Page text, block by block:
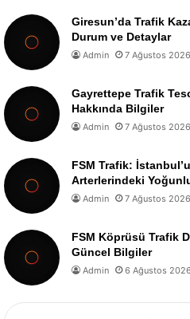
Giresun’da Trafik
Durum ve Detaylar
Admin 7 Ağustos 2026
Gayrettepe Trafik
Hakkında Bilgiler
Admin 7 Ağustos 2026
FSM Trafik:
Arterlerindeki
Admin 7 Ağustos 2026
FSM Köprüsü Trafik
Güncel Bilgiler
Admin 6 Ağustos 2026